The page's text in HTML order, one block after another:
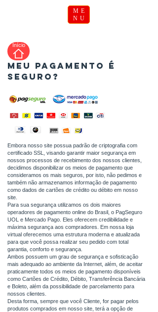
ME
NU
Início
MEU PAGAMENTO É
SEGURO?
Embora nosso site possua padrão de criptografia com
certificado SSL, visando garantir maior segurança em
nossos processos de recebimento dos nossos clientes,
decidimos disponibilizar os meios de pagamento que
consideramos os mais seguros, por isto, não pedimos e
também não armazenamos informação de pagamento
como dados de cartões de crédito ou débito em nosso
site.
Para sua segurança utilizamos os dois maiores
operadores de pagamento online do Brasil, o PagSeguro
UOL e Mercado Pago. Eles oferecem credibilidade e
máxima segurança aos compradores. Em nossa loja
virtual oferecemos uma estrutura moderna e atualizada
para que você possa realizar seu pedido com total
garantia, conforto e segurança.
Ambos possuem um grau de segurança e sofisticação
mais adequado ao ambiente da Internet, além, de aceitar
praticamente todos os meios de pagamento disponíveis
como Cartões de Crédito, Débito, Transferência Bancária
e Boleto, além da possibilidade de parcelamento para
nossos clientes.
Desta forma, sempre que você Cliente, for pagar pelos
produtos comprados em nosso site, terá a opção de